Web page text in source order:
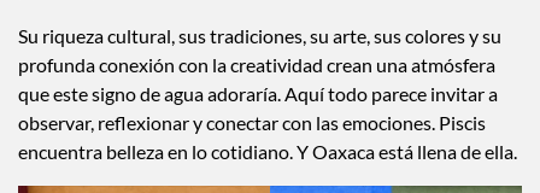
Su riqueza cultural, sus tradiciones, su arte, sus colores y su
profunda conexión con la creatividad crean una atmósfera
que este signo de agua adoraría. Aquí todo parece invitar a
observar, reflexionar y conectar con las emociones. Piscis
encuentra belleza en lo cotidiano. Y Oaxaca está llena de ella.